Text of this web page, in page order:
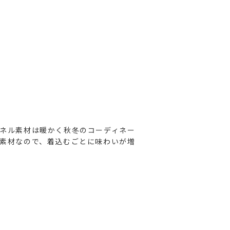
ル素材は暖かく秋冬のコーディネー
材なので、着込むごとに味わいが増